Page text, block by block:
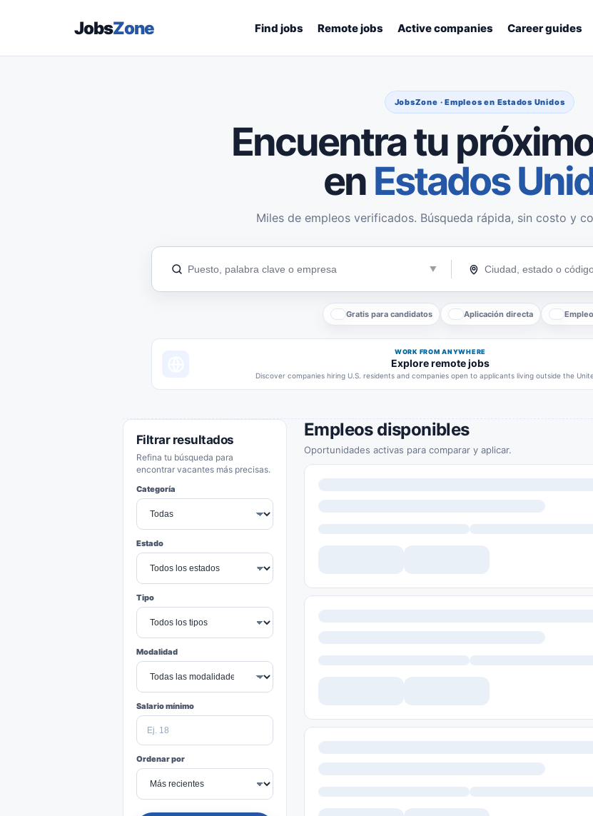
JobsZone Find jobs Remote jobs Active companies Career guides
JobsZone · Empleos en Estados Unidos
Encuentra tu
en Estados
Miles de empleos verificados. Búsqueda rápida, sin costo y
Gratis para candidatos Aplicación directa
WORK FROM ANYWHERE
Explore remote jobs
Discover companies hiring U.S. residents and companies open to applicants living outside the
Filtrar resultados
Refina tu búsqueda para
encontrar vacantes más precisas.
Categoría
Estado
Tipo
Modalidad
Salario mínimo
Ordenar por
Empleos disponibles
Oportunidades activas para comparar y aplicar.